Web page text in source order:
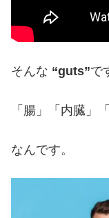
そんな “guts”で
「腸」「内臓」
なんです。